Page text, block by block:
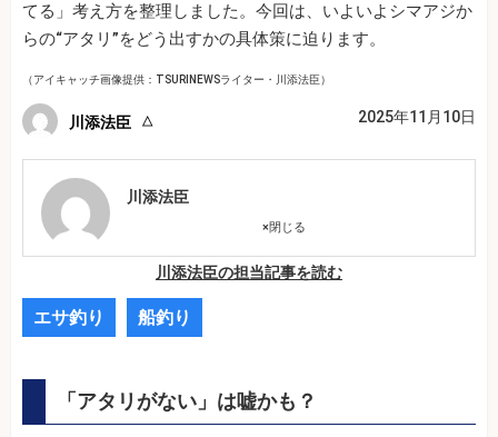
てる」考え方を整理しました。今回は、いよいよシマアジか
らの“アタリ”をどう出すかの具体策に迫ります。
（アイキャッチ画像提供：TSURINEWSライター・川添法臣）
川添法臣 2025年11月10日
川添法臣
川添法臣の担当記事を読む
×閉じる
エサ釣り 船釣り
「アタリがない」は嘘かも？